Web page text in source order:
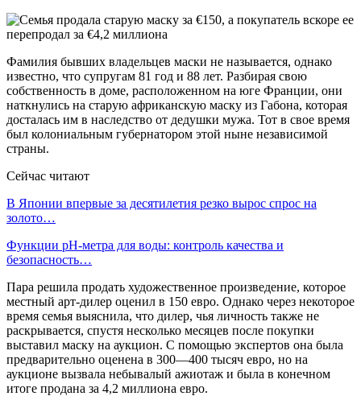
Фамилия бывших владельцев маски не называется, однако
известно, что супругам 81 год и 88 лет. Разбирая свою
собственность в доме, расположенном на юге Франции, они
наткнулись на старую африканскую маску из Габона, которая
досталась им в наследство от дедушки мужа. Тот в свое время
был колониальным губернатором этой ныне независимой
страны.
Сейчас читают
В Японии впервые за десятилетия резко вырос спрос на
золото…
Функции pH-метра для воды: контроль качества и
безопасность…
Пара решила продать художественное произведение, которое
местный арт-дилер оценил в 150 евро. Однако через некоторое
время семья выяснила, что дилер, чья личность также не
раскрывается, спустя несколько месяцев после покупки
выставил маску на аукцион. С помощью экспертов она была
предварительно оценена в 300—400 тысяч евро, но на
аукционе вызвала небывалый ажиотаж и была в конечном
итоге продана за 4,2 миллиона евро.